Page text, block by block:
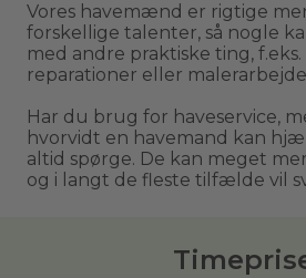
Vores havemænd er rigtige
forskellige talenter, så nogle
med andre praktiske ting,
reparationer eller
Har du brug for haveservice,
hvorvidt en havemand kan
altid spørge. De kan meget
og i langt de fleste tilfælde vil